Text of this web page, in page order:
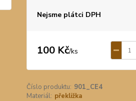
Nejsme plátci DPH
100 Kč/ks
Číslo produktu: 901_CE4
Materiál: překližka